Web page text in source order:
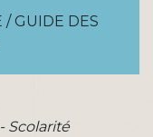
/ GUIDE DES
Scolarité